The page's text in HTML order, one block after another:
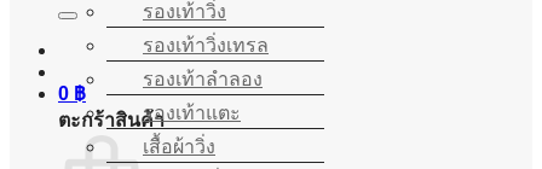
0 ฿
ตะกร้าสินค้า
รองเท้าวิ่ง
รองเท้าวิ่งเทรล
รองเท้าลำลอง
รองเท้าแตะ
เสื้อผ้าวิ่ง